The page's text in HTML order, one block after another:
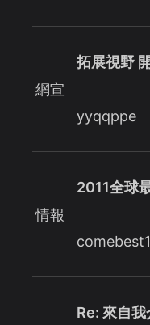
網宣
拓展視野
yyqqppe
情報
2011全球
Re: 來自